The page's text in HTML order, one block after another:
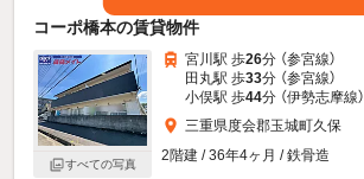
コーポ橋本の賃貸物件
すべての写真
宮川駅 歩26分 （参宮線）
田丸駅 歩33分 （参宮線）
小俣駅 歩44分 （伊勢志摩線）
三重県度会郡玉城町久保
2階建 / 36年4ヶ月 / 鉄骨造